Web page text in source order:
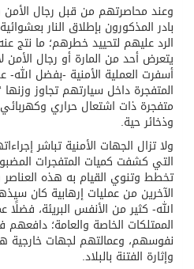
وعند محاصرتهم من قبل رجال
بادر المذكورون بإطلاق النار
الرد عليهم لتحييد خطرهم؛ ما نتج
يتعرض أحد من المارة أو رجال الأمن
أسفرت العملية الأمنية -بفضل
وذخائر حية.
ولا تزال الجهات الأمنية تباشر
التي كشفت كميات المتفجرات
تخطط وتنوي القيام به هذه
الآخرين من عمليات إرهابية كان
الله- كثير من الأنفس البريئة،
الممتلكات الخاصة والعامة؛
نفوسهم، وعمالتهم لجهات خارجية
وإثارة الفتنة بالبلاد.